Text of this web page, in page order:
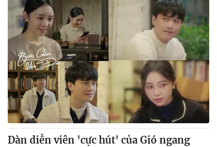
Dàn diễn viên 'cực hút' của Gió ngang